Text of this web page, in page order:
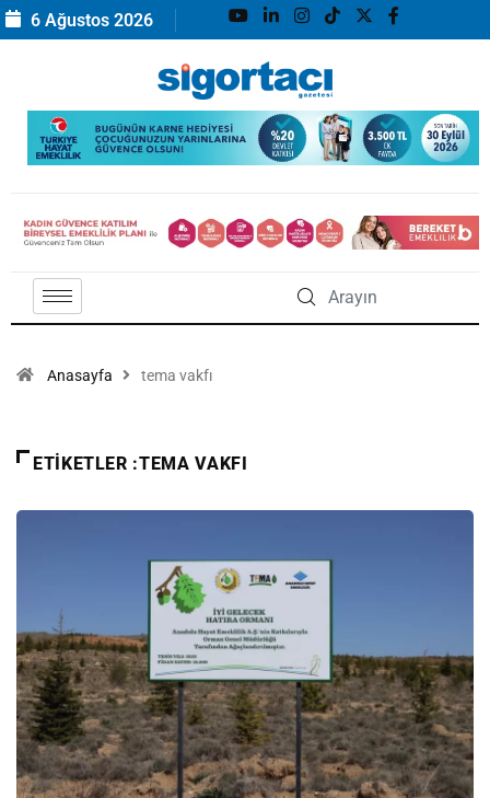
6 Ağustos 2026
Anasayfa tema vakfı
ETIKETLER :TEMA VAKFI